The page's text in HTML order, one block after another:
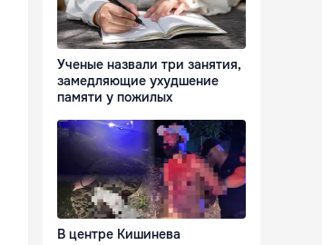
Ученые назвали три занятия,
замедляющие ухудшение
памяти у пожилых
В центре Кишинева